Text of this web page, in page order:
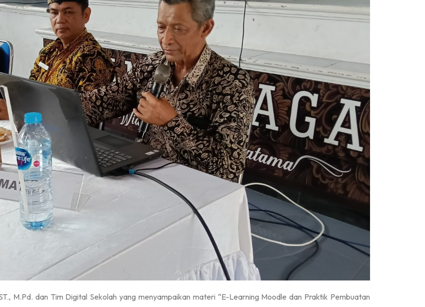
M.Pd. dan Tim Digital Sekolah yang menyampaikan materi “E-Learning Moodle dan Praktik Pembuatan